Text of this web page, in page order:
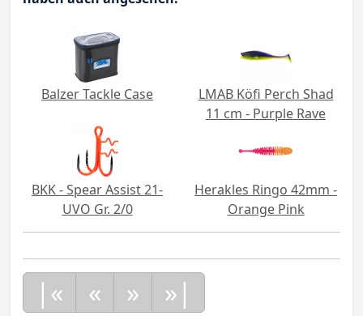
Balzer Tackle Case
LMAB Köfi Perch Shad
11 cm - Purple Rave
BKK - Spear Assist 21-
UVO Gr. 2/0
Herakles Ringo 42mm -
Orange Pink
|« « » »|